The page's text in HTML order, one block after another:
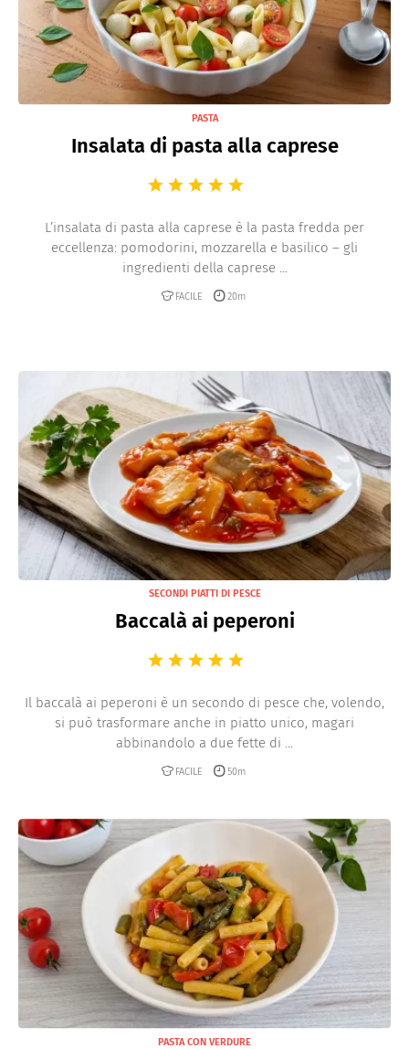
PASTA
Insalata di pasta alla caprese
L’insalata di pasta alla caprese è la pasta fredda per
eccellenza: pomodorini, mozzarella e basilico – gli
ingredienti della caprese ...
FACILE 20m
SECONDI PIATTI DI PESCE
Baccalà ai peperoni
Il baccalà ai peperoni è un secondo di pesce che, volendo,
si può trasformare anche in piatto unico, magari
abbinandolo a due fette di ...
FACILE 50m
PASTA CON VERDURE